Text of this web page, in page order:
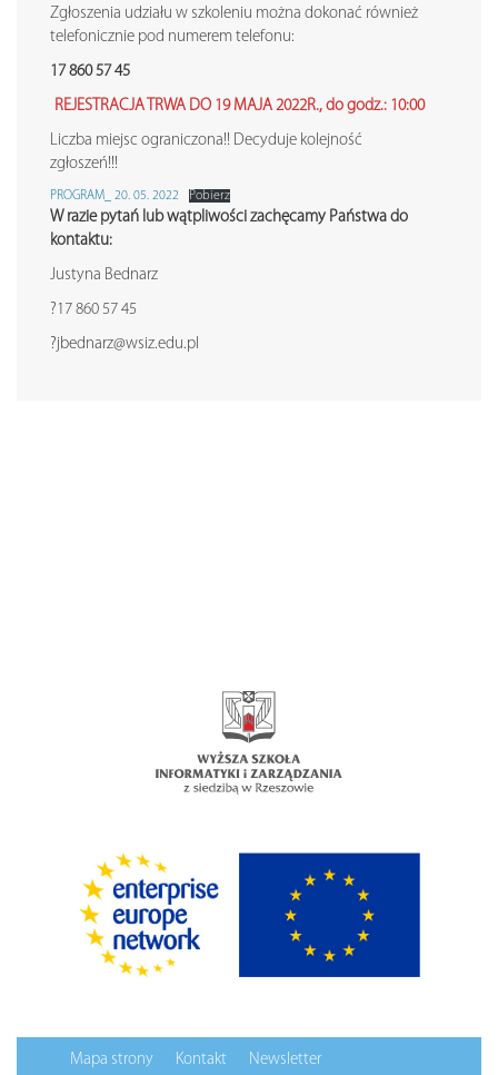
Zgłoszenia udziału w szkoleniu można dokonać również
telefonicznie pod numerem telefonu:
17 860 57 45
REJESTRACJA TRWA DO 19 MAJA 2022R., do godz.: 10:00
Liczba miejsc ograniczona!! Decyduje kolejność
zgłoszeń!!!
PROGRAM_ 20. 05. 2022 Pobierz
W razie pytań lub wątpliwości zachęcamy Państwa do
kontaktu:
Justyna Bednarz
?17 860 57 45
?jbednarz@wsiz.edu.pl
Mapa strony Kontakt Newsletter